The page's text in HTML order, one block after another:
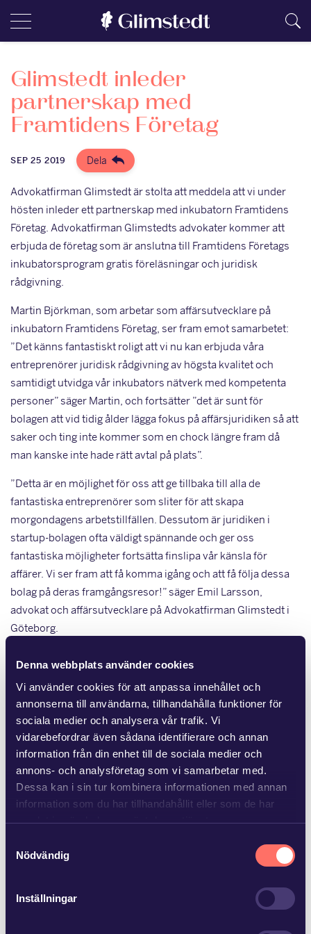
Denna webbplats använder cookies
Vi använder cookies för att anpassa innehållet och
annonserna till användarna, tillhandahålla funktioner för
sociala medier och analysera vår trafik. Vi
vidarebefordrar även sådana identifierare och annan
information från din enhet till de sociala medier och
annons- och analysföretag som vi samarbetar med.
Dessa kan i sin tur kombinera informationen med annan
information som du har tillhandahållit eller som de har
samlat in när du har använt deras tjänster.
Läs mer ivår sekretesspolicy
om vilka vi är, hur du
Nödvändig
Inställningar
Glimstedt inleder
partnerskap med
Framtidens Företag
SEP 25 2019 Dela
Advokatfirman Glimstedt är stolta att meddela att vi under
hösten inleder ett partnerskap med inkubatorn Framtidens
Företag. Advokatfirman Glimstedts advokater kommer att
erbjuda de företag som är anslutna till Framtidens Företags
inkubatorsprogram gratis föreläsningar och juridisk
rådgivning.
Martin Björkman, som arbetar som affärsutvecklare på
inkubatorn Framtidens Företag, ser fram emot samarbetet:
”Det känns fantastiskt roligt att vi nu kan erbjuda våra
entreprenörer juridisk rådgivning av högsta kvalitet och
samtidigt utvidga vår inkubators nätverk med kompetenta
personer” säger Martin, och fortsätter ”det är sunt för
bolagen att vid tidig ålder lägga fokus på affärsjuridiken så att
saker och ting inte kommer som en chock längre fram då
man kanske inte hade rätt avtal på plats”.
”Detta är en möjlighet för oss att ge tillbaka till alla de
fantastiska entreprenörer som sliter för att skapa
morgondagens arbetstillfällen. Dessutom är juridiken i
startup-bolagen ofta väldigt spännande och ger oss
fantastiska möjligheter fortsätta finslipa vår känsla för
affärer. Vi ser fram att få komma igång och att få följa dessa
bolag på deras framgångsresor!” säger Emil Larsson,
advokat och affärsutvecklare på Advokatfirman Glimstedt i
Göteborg.
Mer från Glimstedt
JUL 8 2026
Ny lag om avgift för
områdessamverkan
området kring fastigheten, vilket medför kostnader. Andra
fastighetsägare har kunnat dra nytta…